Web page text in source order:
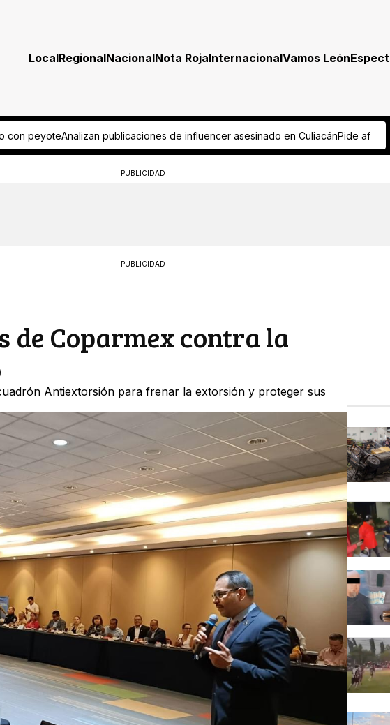
LocalRegionalNacionalNota RojaInternacionalVamos León
influencer asesinado en CuliacánPide aficionado regreso del ascenso a Mikel
PUBLICIDAD
PUBLICIDAD
de Coparmex contra la
Antiextorsión para frenar la extorsión y proteger sus